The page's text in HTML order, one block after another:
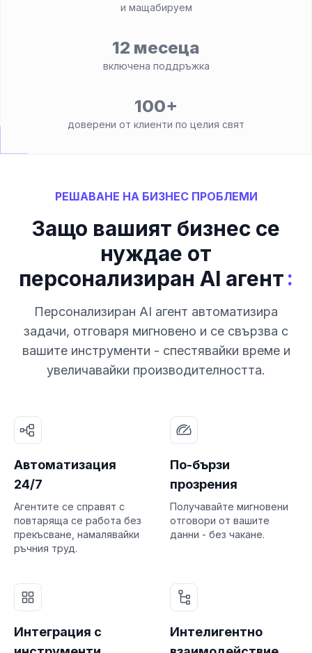
и мащабируем
12 месеца
включена поддръжка
100+
доверени от клиенти по целия свят
РЕШАВАНЕ НА БИЗНЕС ПРОБЛЕМИ
Защо вашият бизнес се
нуждае от
персонализиран AI агент:
Персонализиран AI агент автоматизира
задачи, отговаря мигновено и се свързва с
вашите инструменти - спестявайки време и
увеличавайки производителността.
Автоматизация
24/7
Агентите се справят с
повтаряща се работа без
прекъсване, намалявайки
ръчния труд.
По-бързи
прозрения
Получавайте мигновени
отговори от вашите
данни - без чакане.
Интеграция с
Интелигентно